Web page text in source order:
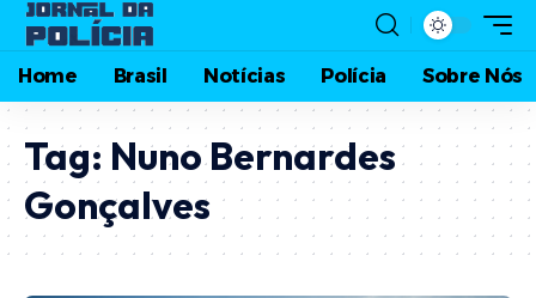
Home Brasil Notícias Polícia Sobre Nós
Tag: Nuno Bernardes
Gonçalves